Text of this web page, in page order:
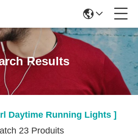
Results
Daytime Running Lights ]
23 Produits